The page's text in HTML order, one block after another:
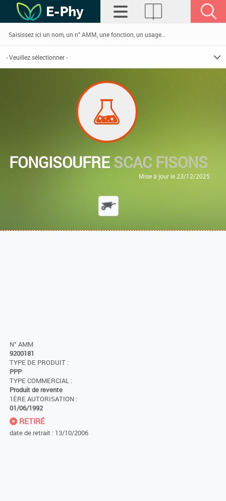
FONGISOUFRESCAC FISONS
Mise à jour le 23/12/2025
N° AMM
9200181
TYPE DE PRODUIT :
PPP
TYPE COMMERCIAL :
Produit de revente
1ÈRE AUTORISATION :
01/06/1992
RETIRÉ
date de retrait : 13/10/2006